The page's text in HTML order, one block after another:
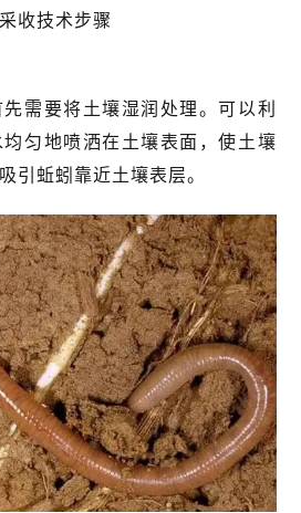
收技术步骤
需要将土壤湿润处理。可以利
匀地喷洒在土壤表面，使土壤
引蚯蚓靠近土壤表层。